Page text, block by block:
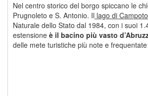
Nel centro storico del borgo spiccano le
Prugnoleto e S. Antonio. Il lago di
Naturale dello Stato dal 1984, con i suoi
estensione è il bacino più vasto
delle mete turistiche più note e